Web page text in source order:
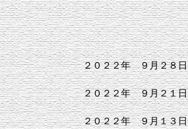
２０２２年 ９月２８日
２０２２年 ９月２１日
２０２２年 ９月１３日